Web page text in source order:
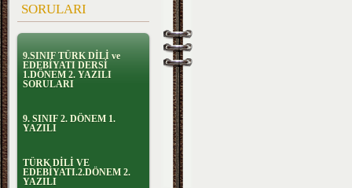
SORULARI
9.SINIF TÜRK DİLİ ve
EDEBİYATI DERSİ
1.DÖNEM 2. YAZILI
SORULARI
9. SINIF 2. DÖNEM 1.
YAZILI
TÜRK DİLİ VE
EDEBİYATI.2.DÖNEM 2.
YAZILI